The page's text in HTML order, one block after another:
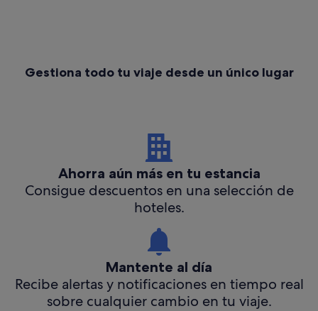
Gestiona todo tu viaje desde un único lugar
Ahorra aún más en tu estancia
Consigue descuentos en una selección de
hoteles.
Mantente al día
Recibe alertas y notificaciones en tiempo real
sobre cualquier cambio en tu viaje.